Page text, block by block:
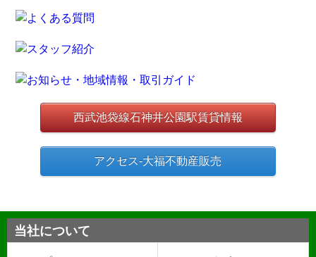
西武池袋線石神井公園駅賃貸情報
アクセス-大福不動産販売
当社について